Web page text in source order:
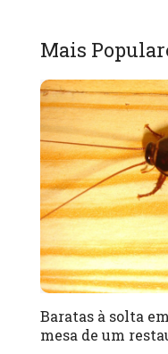
Mais
Baratas à solta
mesa de um